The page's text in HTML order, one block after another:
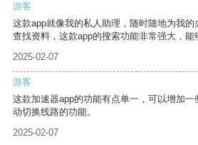
游客
这款app就像我的私人助理，随时随地为我
查找资料，这款app的搜索功能非常强大，能
2025-02-07
游客
这款加速器app的功能有点单一，可以增加一
动切换线路的功能。
2025-02-07